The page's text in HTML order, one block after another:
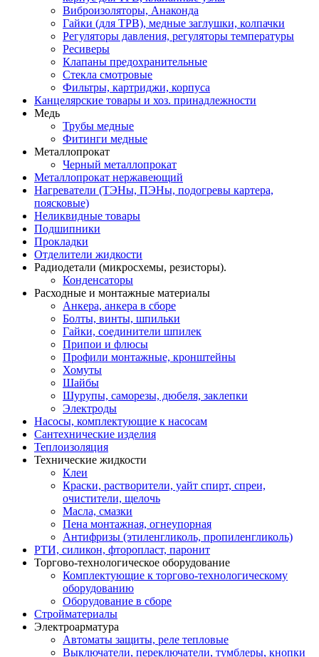
Виброизоляторы, Анаконда
Гайки (для ТРВ), медные заглушки, колпачки
Регуляторы давления, регуляторы температуры
Ресиверы
Клапаны предохранительные
Стекла смотровые
Фильтры, картриджи, корпуса
Канцелярские товары и хоз. принадлежности
Медь
Трубы медные
Фитинги медные
Металлопрокат
Черный металлопрокат
Металлопрокат нержавеющий
Нагреватели (ТЭНы, ПЭНы, подогревы картера,
поясковые)
Неликвидные товары
Подшипники
Прокладки
Отделители жидкости
Радиодетали (микросхемы, резисторы).
Конденсаторы
Расходные и монтажные материалы
Анкера, анкера в сборе
Болты, винты, шпильки
Гайки, соединители шпилек
Припои и флюсы
Профили монтажные, кронштейны
Хомуты
Шайбы
Шурупы, саморезы, дюбеля, заклепки
Электроды
Насосы, комплектующие к насосам
Сантехнические изделия
Теплоизоляция
Технические жидкости
Клеи
Краски, растворители, уайт спирт, спреи,
очистители, щелочь
Масла, смазки
Пена монтажная, огнеупорная
Антифризы (этиленгликоль, пропиленгликоль)
РТИ, силикон, фторопласт, паронит
Торгово-технологическое оборудование
Комплектующие к торгово-технологическому
оборудованию
Оборудование в сборе
Стройматериалы
Электроарматура
Автоматы защиты, реле тепловые
Выключатели, переключатели, тумблеры, кнопки